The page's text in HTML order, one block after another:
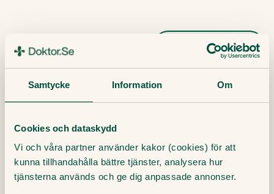
Samtycke Information Om
Cookies och dataskydd
Vi och våra partner använder kakor (cookies) för att
kunna tillhandahålla bättre tjänster, analysera hur
tjänsterna används och ge dig anpassade annonser.
Tipsa och dela artikeln Kopiera länk
Granskare:
Filip Saxena Leg läkare, specialist i allmänmedicin